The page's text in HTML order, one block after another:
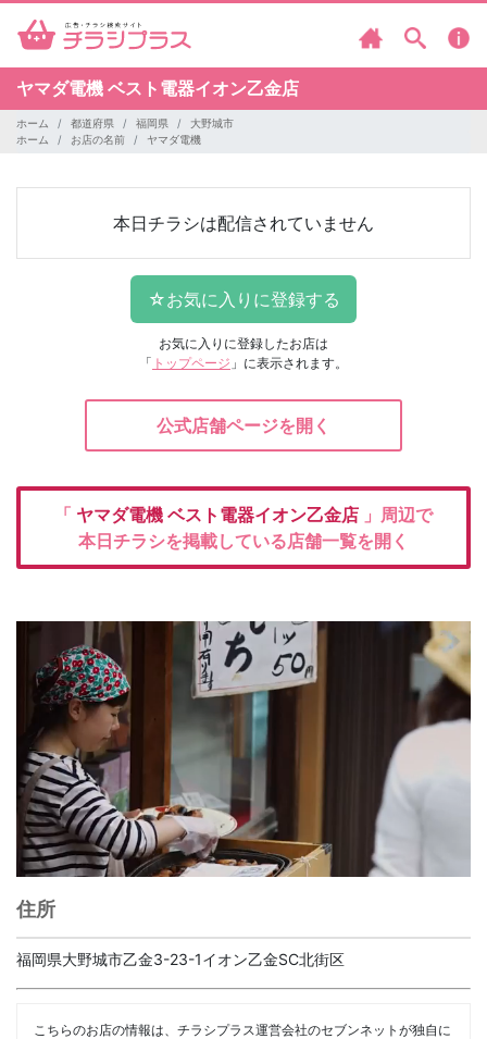
ヤマダ電機 ベスト電器イオン乙金店
ホーム 都道府県 福岡県
大野城市
ホーム
お店の名前 ヤマダ電機
本日チラシは配信されていません
お気に入りに登録したお店は
「 トップページ 」に表示されます。
公式店舗ページを開く
「 ヤマダ電機 ベスト電器イオン乙金店 」周辺で
本日チラシを掲載している店舗一覧を開く
住所
福岡県大野城市乙金3-23-1イオン乙金SC北街区
こちらのお店の情報は、チラシプラス運営会社のセブンネットが独自に